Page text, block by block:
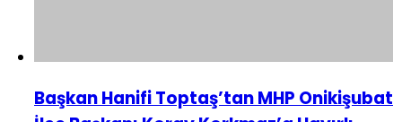
Başkan Hanifi Toptaş’tan MHP Onikişubat